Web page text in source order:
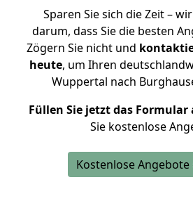
Sparen Sie sich die Zeit –
darum, dass Sie die besten
Zögern Sie nicht und
heute, um Ihren
Wuppertal nach
Füllen Sie jetzt das Formular
Sie kostenlose
Kostenlose